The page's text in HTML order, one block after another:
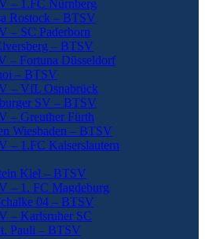
– 1.FC Nürnberg
Rostock – BTSV
– SC Paderborn
– BTSV
– Fortuna Düsseldorf
– BTSV
– VfL Osnabrück
SV – BTSV
– Greuther Fürth
Wiesbaden – BTSV
– 1.FC Kaiserslautern
Kiel – BTSV
– 1. FC Magdeburg
04 – BTSV
– Karlsruher SC
Pauli – BTSV